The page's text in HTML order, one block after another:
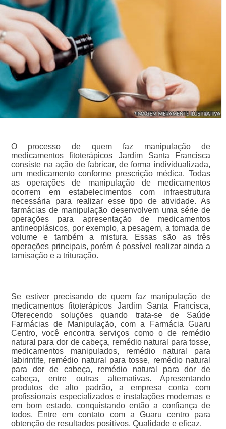
O processo de quem faz manipulação de
medicamentos fitoterápicos Jardim Santa Francisca
consiste na ação de fabricar, de forma individualizada,
um medicamento conforme prescrição médica. Todas
as operações de manipulação de medicamentos
ocorrem em estabelecimentos com infraestrutura
necessária para realizar esse tipo de atividade. As
farmácias de manipulação desenvolvem uma série de
operações para apresentação de medicamentos
antineoplásicos, por exemplo, a pesagem, a tomada de
volume e também a mistura. Essas são as três
operações principais, porém é possível realizar ainda a
tamisação e a trituração.
Se estiver precisando de quem faz manipulação de
medicamentos fitoterápicos Jardim Santa Francisca,
Oferecendo soluções quando trata-se de Saúde
Farmácias de Manipulação, com a Farmácia Guaru
Centro, você encontra serviços como o de remédio
natural para dor de cabeça, remédio natural para tosse,
medicamentos manipulados, remédio natural para
labirintite, remédio natural para tosse, remédio natural
para dor de cabeça, remédio natural para dor de
cabeça, entre outras alternativas. Apresentando
produtos de alto padrão, a empresa conta com
profissionais especializados e instalações modernas e
em bom estado, conquistando então a confiança de
todos. Entre em contato com a Guaru centro para
obtenção de resultados positivos, Qualidade e eficaz.